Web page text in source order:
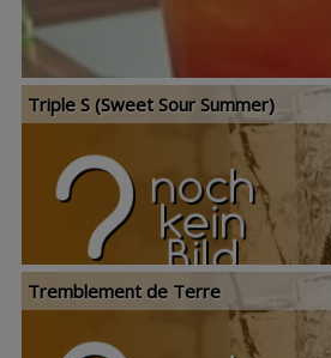
Triple S (Sweet Sour Summer)
Tremblement de Terre